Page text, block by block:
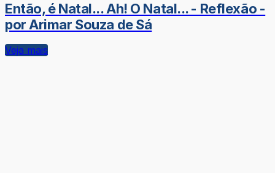
Então, é Natal... Ah! O Natal... - Reflexão -
por Arimar Souza de Sá
Veja mais